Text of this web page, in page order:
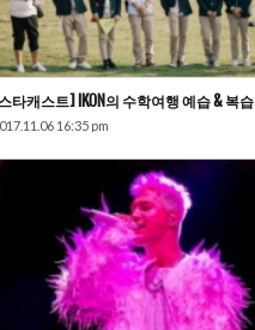
타캐스트] IKON의 수학여행 예습 & 복습
16:35 pm